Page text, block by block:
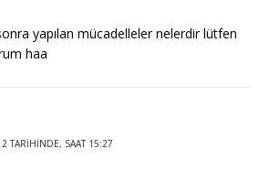
yapılan mücadelleler nelerdir lütfen
haa
TARIHINDE, SAAT 15:27